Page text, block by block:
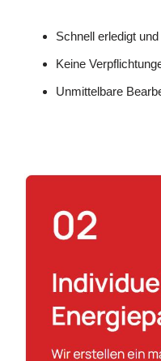
Schnell erledigt
Keine
Unmittelbare